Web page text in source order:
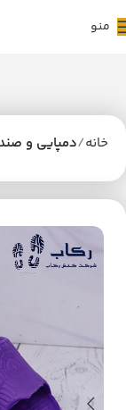
منو
خانه دمپایی و